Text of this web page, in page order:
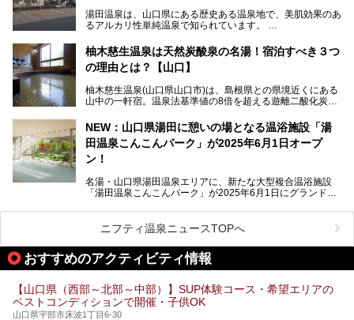
紹介。また、アクセスの注意点も併せてご紹介します！
湯田温泉は、山口県にある歴史ある温泉地で、美肌効果のあ
るアルカリ性単純温泉で知られています。
湯田温泉では、瑠璃光寺五重塔などの観光スポット、「そば
寿司」などのグルメスポット、なかには「女将劇場」なんて
一風変わった催しを実施している旅館もあり、観光を満喫で
この記事では、湯田温泉の魅力を味わえる宿泊施設や日帰り
ス方法も紹介します！
柚木慈生温泉は天然炭酸泉の名湯！宿泊すべき３つ
の理由とは？【山口】
柚木慈生温泉(山口県山口市)は、島根県との県境近くにある
山中の一軒宿。温泉法基準値の8倍を超える遊離二酸化炭素
親しまれています。
日帰り入浴も可能ですが、その真価を存分に満喫するならば
宿泊がベスト。今回は、知られざるその理由を詳細解説。温
泉ファンなら一度は行ってみたい炭酸泉の名湯を、存分にご
紹介します！
NEW：山口県湯田に憩いの場となる温浴施設「湯
田温泉こんこんパーク」が2025年6月1日オープ
ン！
名湯・山口県湯田温泉エリアに、新たな大型複合温浴施設
「湯田温泉こんこんパーク」が2025年6月1日にグランドオ
総工費はなんと約42億円。温泉だけでなく、交流できる施
設として整備され、まさに“温泉のテーマパーク”のようなス
ポットです。今回は、その魅力を3つの注目ポイントに分け
てご紹介します。
ニフティ温泉ニュースTOPへ
おすすめのアクティビティ情報
【山口県（西部～北部～中部）】SUP体験コース・希望エリアの
ベストコンディションで開催・子供OK
山口県宇部市床波1丁目6-30